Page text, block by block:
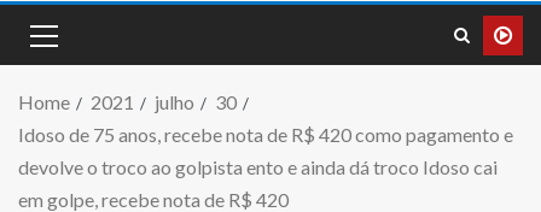
Home 2021 julho
30
Idoso de 75 anos, recebe nota de R$ 420 como pagamento e
devolve o troco ao golpista ento e ainda dá troco Idoso cai
em golpe, recebe nota de R$ 420